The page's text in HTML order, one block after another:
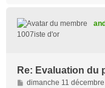
1007iste d'or
Re: Evaluation du
M
dimanche 11